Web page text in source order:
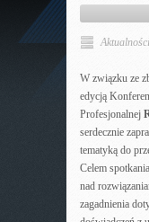
Aktualności
W związku ze
edycją
Profesjonalnej
serdecznie
tematyką do
Celem
nad
zagadnienia